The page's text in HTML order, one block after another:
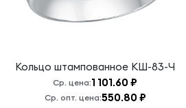
Кольцо штампованное КШ-83-Ч
Ср. цена:1 101.60 ₽
Ср. опт. цена:550.80 ₽